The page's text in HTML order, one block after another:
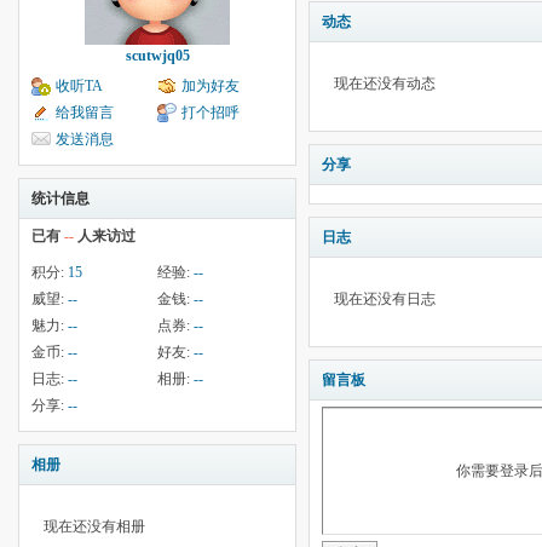
scutwjq05
收听TA
加为好友
给我留言
打个招呼
发送消息
统计信息
已有 -- 人来访过
积分: 15 经验: --
威望: -- 金钱: --
魅力: -- 点券: --
金币: -- 好友: --
日志: -- 相册: --
分享: --
相册
现在还没有相册
动态
现在还没有动态
分享
日志
现在还没有日志
留言板
你需要登录